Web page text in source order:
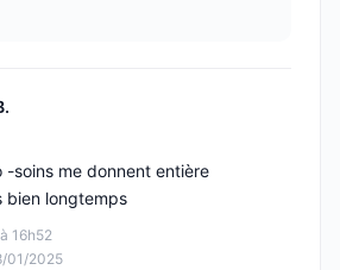
16h52
01/2025
soins me donnent entière
bien longtemps